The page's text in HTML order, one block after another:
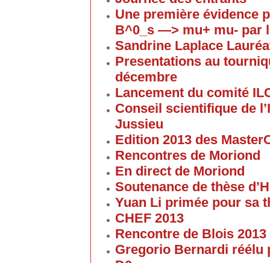
Une première évidence
B^0_s —> mu+ mu- par
Sandrine Laplace
Presentations au
décembre
Lancement du comité
Conseil scientifique de
Jussieu
Edition 2013 des
Rencontres de Moriond
En direct de Moriond
Soutenance de thèse
Yuan Li primée pour sa
CHEF 2013
Rencontre de Blois 2013
Gregorio Bernardi réélu